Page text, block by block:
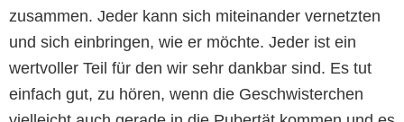
zusammen. Jeder kann sich miteinander vernetzten
und sich einbringen, wie er möchte. Jeder ist ein
wertvoller Teil für den wir sehr dankbar sind. Es tut
einfach gut, zu hören, wenn die Geschwisterchen